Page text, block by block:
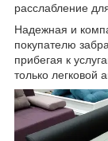
расслабление
Надежная и
покупателю
прибегая к
только легковой